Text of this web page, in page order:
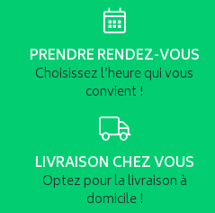
PRENDRE RENDEZ-VOUS
Choisissez l’heure qui vous
convient !
LIVRAISON CHEZ VOUS
Optez pour la livraison à
domicile !